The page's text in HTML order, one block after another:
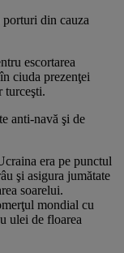
din cauza
escortarea
ciuda prezenţei
turceşti.
anti-navă şi de
era pe punctul
şi asigura jumătate
soarelui.
mondial cu
ulei de floarea